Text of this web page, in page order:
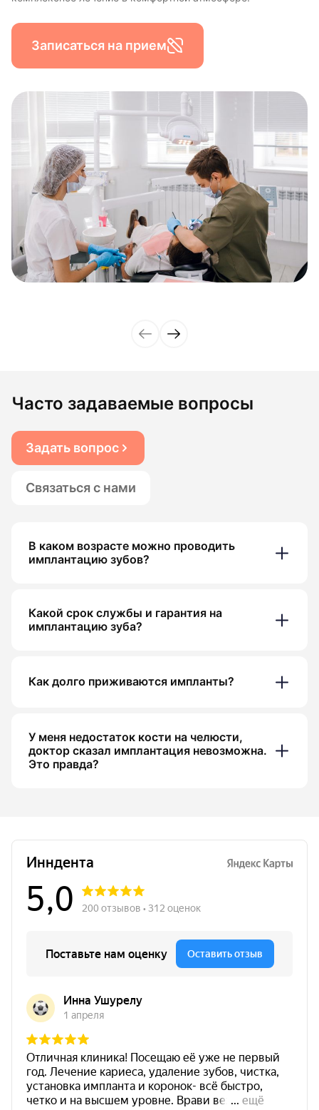
Записаться на прием
Часто задаваемые вопросы
Задать вопрос
Связаться с нами
В каком возрасте можно проводить
имплантацию зубов?
Какой срок службы и гарантия на
имплантацию зуба?
Как долго приживаются импланты?
У меня недостаток кости на челюсти,
доктор сказал имплантация невозможна.
Это правда?